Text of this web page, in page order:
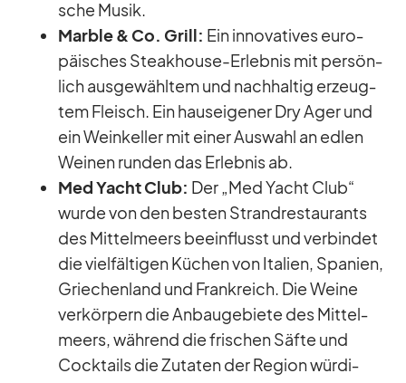
sche Mu­sik.
Marble & Co. Grill: Ein in­no­va­ti­ves eu­ro­
päi­sches Steak­house-Er­leb­nis mit per­sön­
lich aus­ge­wähl­tem und nach­hal­tig er­zeug­
tem Fleisch. Ein haus­ei­ge­ner Dry Ager und
ein Wein­kel­ler mit ei­ner Aus­wahl an ed­len
Wei­nen run­den das Er­leb­nis ab.
Med Yacht Club: Der „Med Yacht Club“
wurde von den bes­ten Strand­re­stau­rants
des Mit­tel­meers be­ein­flusst und ver­bin­det
die viel­fäl­ti­gen Kü­chen von Ita­lien, Spa­nien,
Grie­chen­land und Frank­reich. Die Weine
ver­kör­pern die An­bau­ge­biete des Mit­tel­
meers, wäh­rend die fri­schen Säfte und
Cock­tails die Zu­ta­ten der Re­gion wür­di­